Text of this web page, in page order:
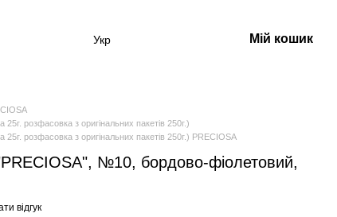
Укр Мій кошик
розфасовка з оригінальних пакетів 250г.)
розфасовка з оригінальних пакетів 250г.) PRECIOSA
№10, бордово-фіолетовий,
відгук